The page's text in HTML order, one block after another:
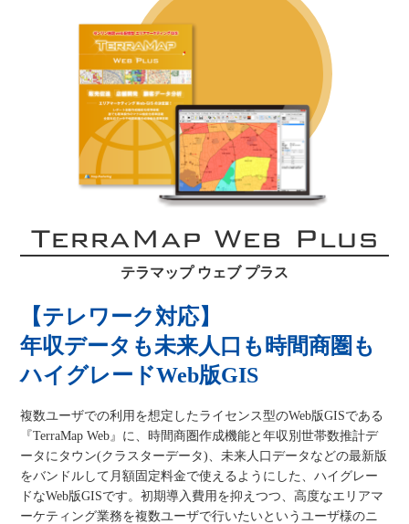
TerraMap Web Plus
テラマップ ウェブ プラス
【テレワーク対応】
年収データも未来人口も時間商圏も
ハイグレードWeb版GIS
複数ユーザでの利用を想定したライセンス型のWeb版GISである
『TerraMap Web』に、時間商圏作成機能と年収別世帯数推計デ
ータにタウン(クラスターデータ)、未来人口データなどの最新版
をバンドルして月額固定料金で使えるようにした、ハイグレー
ドなWeb版GISです。初期導入費用を抑えつつ、高度なエリアマ
ーケティング業務を複数ユーザで行いたいというユーザ様のニ